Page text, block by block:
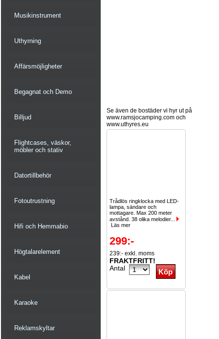
Musikinstrument
Uthyrning
Affärsmöjligheter
Begagnat och Demo
Billjud
Flightcases, väskor,
möbler och stativ
Datortillbehör
Fotoutrustning
Hifi och Hemmabio
Högtalarelement
Kabel
Karaoke
Reklamskyltar
Se även de bostäder vi hyr ut på
www.ramsjocamping.com och
www.uthyres.eu
Trådlös ringklocka med LED-
lampa, sändare och
mottagare. Max 200 meter
avstånd. 38 olika melodier...
Läs mer
299:-
239:- exkl. moms
FRAKTFRITT!
Antal